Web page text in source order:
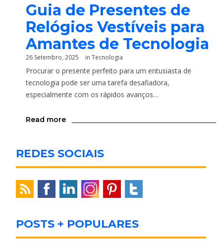
Guia de Presentes de
Relógios Vestíveis para
Amantes de Tecnologia
26 Setembro, 2025 in Tecnologia
Procurar o presente perfeito para um entusiasta de
tecnologia pode ser uma tarefa desafiadora,
especialmente com os rápidos avanços…
Read more
REDES SOCIAIS
POSTS + POPULARES